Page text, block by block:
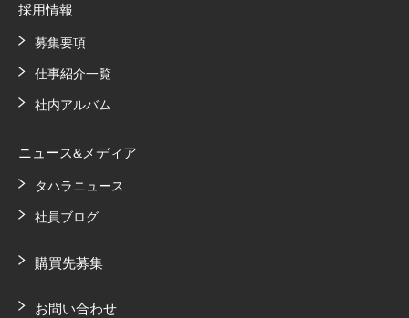
採用情報
募集要項
仕事紹介一覧
社内アルバム
ニュース&メディア
タハラニュース
社員ブログ
購買先募集
お問い合わせ